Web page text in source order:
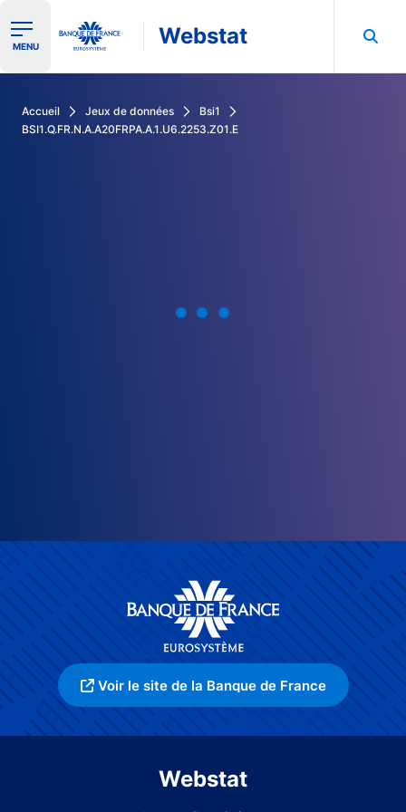
Ouvrir le menu de navigation
MENU Webstat
Accueil Jeux de données
Bsi1
BSI1.Q.FR.N.A.A20FRPA.A.1.U6.2253.Z01.E
Voir le site de la Banque de France
Webstat